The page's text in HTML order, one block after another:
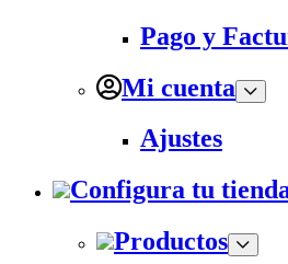
Pago y
Mi cuenta
Ajustes
Configura tu
Productos